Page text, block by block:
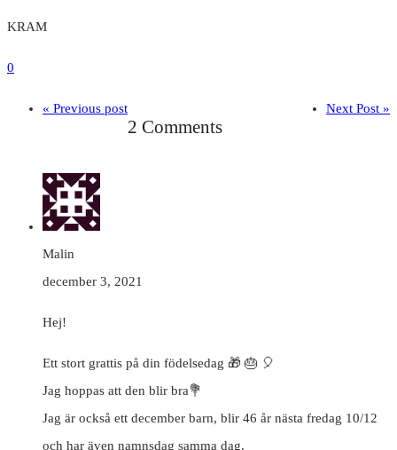
KRAM
0
« Previous post Next Post »
2 Comments
Malin
december 3, 2021
Hej!
Ett stort grattis på din födelsedag 🎁 🎂 🎈
Jag hoppas att den blir bra💐
Jag är också ett december barn, blir 46 år nästa fredag 10/12
och har även namnsdag samma dag.